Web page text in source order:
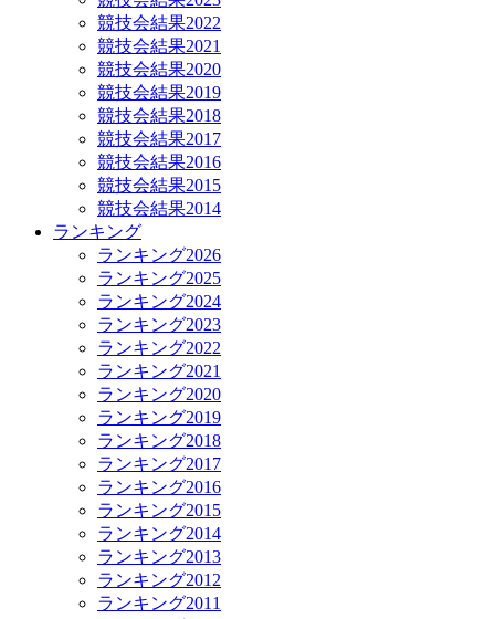
競技会結果2022
競技会結果2021
競技会結果2020
競技会結果2019
競技会結果2018
競技会結果2017
競技会結果2016
競技会結果2015
競技会結果2014
ランキング
ランキング2026
ランキング2025
ランキング2024
ランキング2023
ランキング2022
ランキング2021
ランキング2020
ランキング2019
ランキング2018
ランキング2017
ランキング2016
ランキング2015
ランキング2014
ランキング2013
ランキング2012
ランキング2011